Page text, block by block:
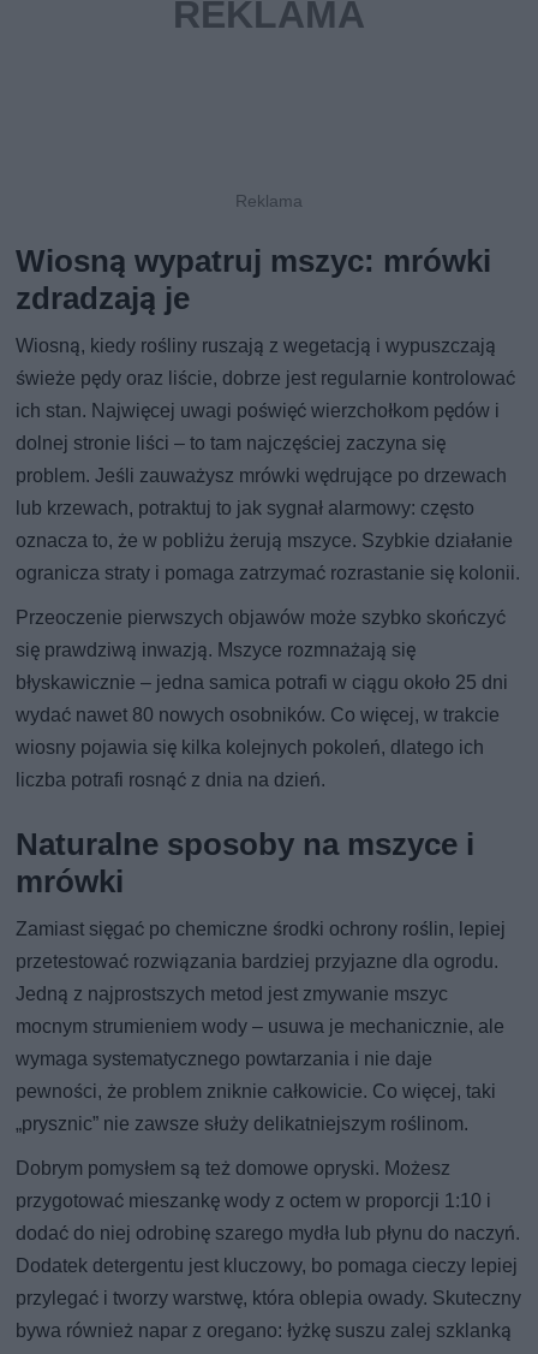
Wiosną wypatruj mszyc: mrówki
zdradzają je
Wiosną, kiedy rośliny ruszają z wegetacją i wypuszczają
świeże pędy oraz liście, dobrze jest regularnie kontrolować
ich stan. Najwięcej uwagi poświęć wierzchołkom pędów i
dolnej stronie liści – to tam najczęściej zaczyna się
problem. Jeśli zauważysz mrówki wędrujące po drzewach
lub krzewach, potraktuj to jak sygnał alarmowy: często
oznacza to, że w pobliżu żerują mszyce. Szybkie działanie
ogranicza straty i pomaga zatrzymać rozrastanie się kolonii.
Przeoczenie pierwszych objawów może szybko skończyć
się prawdziwą inwazją. Mszyce rozmnażają się
błyskawicznie – jedna samica potrafi w ciągu około 25 dni
wydać nawet 80 nowych osobników. Co więcej, w trakcie
wiosny pojawia się kilka kolejnych pokoleń, dlatego ich
liczba potrafi rosnąć z dnia na dzień.
Naturalne sposoby na mszyce i
mrówki
Zamiast sięgać po chemiczne środki ochrony roślin, lepiej
przetestować rozwiązania bardziej przyjazne dla ogrodu.
Jedną z najprostszych metod jest zmywanie mszyc
mocnym strumieniem wody – usuwa je mechanicznie, ale
wymaga systematycznego powtarzania i nie daje
pewności, że problem zniknie całkowicie. Co więcej, taki
„prysznic” nie zawsze służy delikatniejszym roślinom.
Dobrym pomysłem są też domowe opryski. Możesz
przygotować mieszankę wody z octem w proporcji 1:10 i
dodać do niej odrobinę szarego mydła lub płynu do naczyń.
Dodatek detergentu jest kluczowy, bo pomaga cieczy lepiej
przylegać i tworzy warstwę, która oblepia owady. Skuteczny
bywa również napar z oregano: łyżkę suszu zalej szklanką